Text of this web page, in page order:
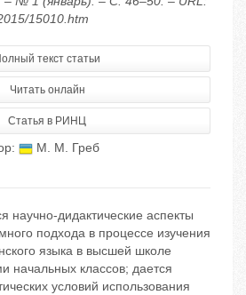
15010.htm
текст статьи
Читать онлайн
Статья в РИНЦ
М. М. Греб
научно-дидактические аспекты
подхода в процессе изучения
языка в высшей школе
начальных классов; дается
условий использования